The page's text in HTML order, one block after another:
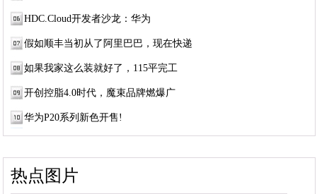
HDC.Cloud开发者沙龙：华为
假如顺丰当初从了阿里巴巴，现在快递
如果我家这么装就好了，115平完工
开创控脂4.0时代，魔束品牌燃爆广
华为P20系列新色开售!
热点图片